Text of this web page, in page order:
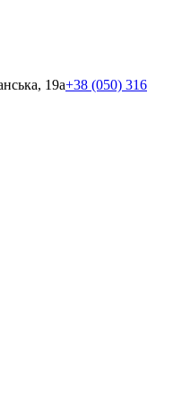
19а+38 (050) 316